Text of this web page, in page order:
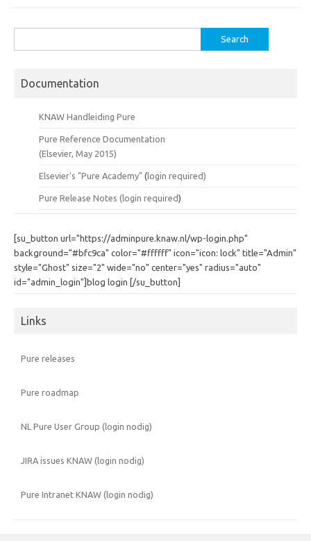
for:
Documentation
KNAW Handleiding Pure
Pure Reference Documentation
(Elsevier, May 2015)
Elsevier's "Pure Academy" (login required)
Pure Release Notes (login required)
[su_button url="https://adminpure.knaw.nl/wp-login.php"
background="#bfc9ca" color="#ffffff" icon="icon: lock" title="Admin"
style="Ghost" size="2" wide="no" center="yes" radius="auto"
id="admin_login"]blog login [/su_button]
Links
Pure releases
Pure roadmap
NL Pure User Group (login nodig)
JIRA issues KNAW (login nodig)
Pure Intranet KNAW (login nodig)